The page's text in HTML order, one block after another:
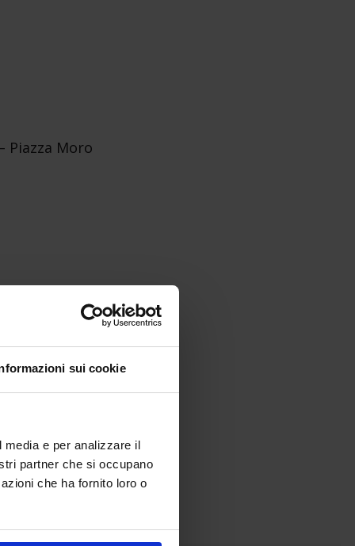
sui cookie
e per analizzare il
partner che si occupano
che ha fornito loro o
Piazza Moro